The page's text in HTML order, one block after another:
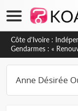
Sierra Leone : Un
gestation, points clés